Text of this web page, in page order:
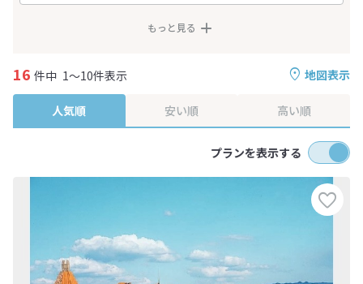
もっと見る
地図表示
16 件中 1～10件表示
人気順 安い順 高い順
プランを表示する